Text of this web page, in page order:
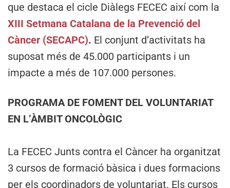
que destaca el cicle Diàlegs FECEC així com la
XIII Setmana Catalana de la Prevenció del
Càncer (SECAPC). El conjunt d’activitats ha
suposat més de 45.000 participants i un
impacte a més de 107.000 persones.
PROGRAMA DE FOMENT DEL VOLUNTARIAT
EN L’ÀMBIT ONCOLÒGIC
La FECEC Junts contra el Càncer ha organitzat
3 cursos de formació bàsica i dues formacions
per els coordinadors de voluntariat. Els cursos